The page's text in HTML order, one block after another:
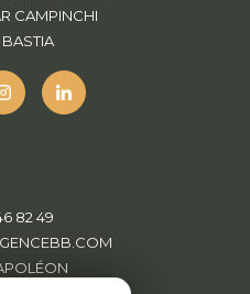
CAMPINCHI
BASTIA
82 49